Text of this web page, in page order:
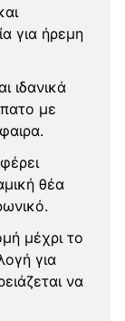
για ήρεμη
ιδανικά
με
θέα
μέχρι το
για
να